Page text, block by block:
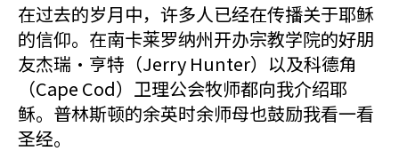
在过去的岁月中，许多人已经在传播关于耶稣
的信仰。在南卡莱罗纳州开办宗教学院的好朋
友杰瑞·亨特（Jerry Hunter）以及科德角
（Cape Cod）卫理公会牧师都向我介绍耶
稣。普林斯顿的余英时余师母也鼓励我看一看
圣经。